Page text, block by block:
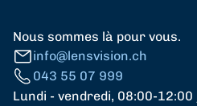
Nous sommes là pour vous.
info@lensvision.ch
043 55 07 999
Lundi - vendredi, 08:00-